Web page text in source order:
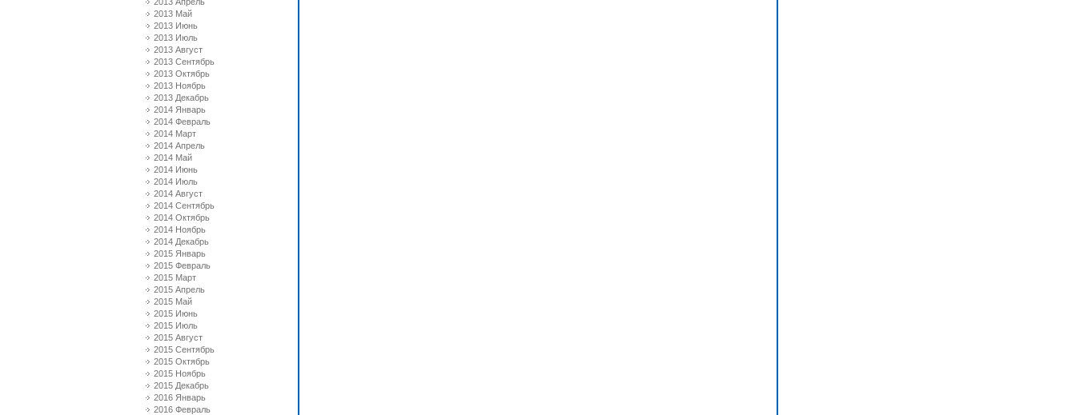
2013 Май
2013 Июнь
2013 Июль
2013 Август
2013 Сентябрь
2013 Октябрь
2013 Ноябрь
2013 Декабрь
2014 Январь
2014 Февраль
2014 Март
2014 Апрель
2014 Май
2014 Июнь
2014 Июль
2014 Август
2014 Сентябрь
2014 Октябрь
2014 Ноябрь
2014 Декабрь
2015 Январь
2015 Февраль
2015 Март
2015 Апрель
2015 Май
2015 Июнь
2015 Июль
2015 Август
2015 Сентябрь
2015 Октябрь
2015 Ноябрь
2015 Декабрь
2016 Январь
2016 Февраль